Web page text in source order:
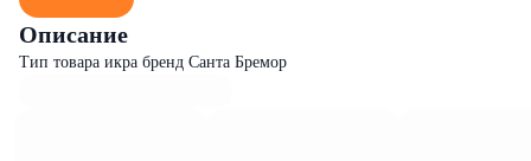
Описание
Тип товара икра бренд Санта Бремор